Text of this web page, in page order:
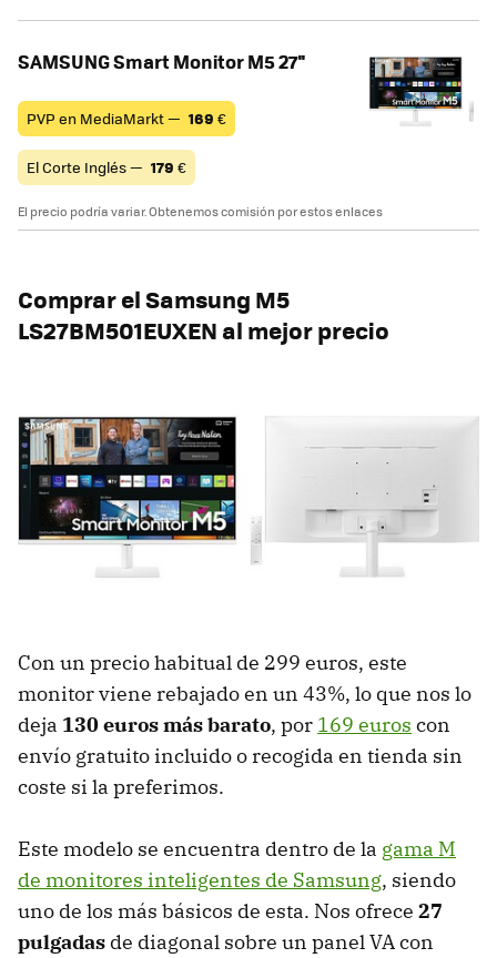
SAMSUNG Smart Monitor M5 27''
PVP en MediaMarkt — 169 €
El Corte Inglés — 179 €
El precio podría variar. Obtenemos comisión por estos enlaces
Comprar el Samsung M5
LS27BM501EUXEN al mejor precio
Con un precio habitual de 299 euros, este
monitor viene rebajado en un 43%, lo que nos lo
deja 130 euros más barato, por 169 euros con
envío gratuito incluido o recogida en tienda sin
coste si la preferimos.
Este modelo se encuentra dentro de la gama M
de monitores inteligentes de Samsung, siendo
uno de los más básicos de esta. Nos ofrece 27
pulgadas de diagonal sobre un panel VA con